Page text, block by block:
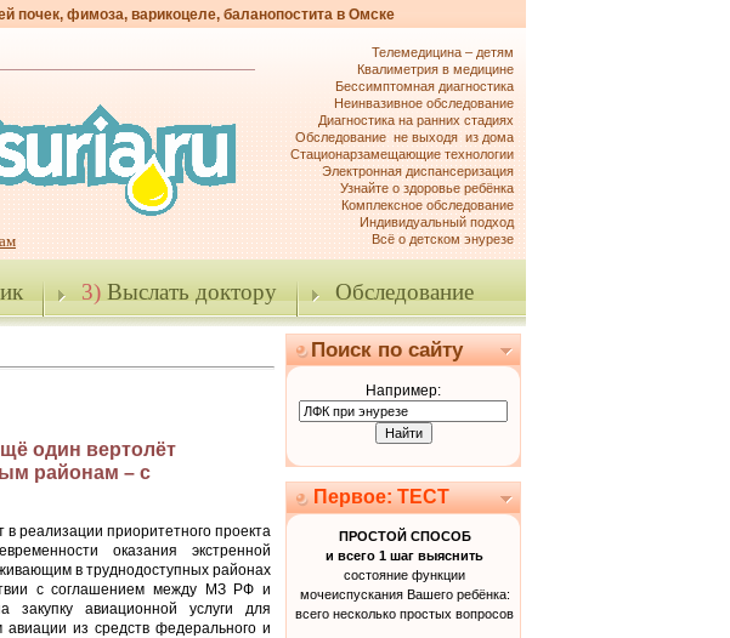
почек, фимоза, варикоцеле, баланопостита в Омске
Телемедицина – детям
Квалиметрия в медицине
Бессимптомная диагностика
Неинвазивное обследование
Диагностика на ранних стадиях
Обследование не выходя из дома
Стационарзамещающие технологии
Электронная диспансеризация
Узнайте о здоровье ребёнка
Комплексное обследование
Индивидуальный подход
Всё о детском энурезе
3)Выслать доктору Обследование
один вертолёт
районам – с
в реализации приоритетного проекта
оказания экстренной
в труднодоступных районах
с соглашением между МЗ РФ и
закупку авиационной услуги для
из средств федерального и
Поиск по сайту
Например:
Первое: ТЕСТ
ПРОСТОЙ СПОСОБ
и всего 1 шаг выяснить
состояние функции
мочеиспускания Вашего ребёнка:
всего несколько простых вопросов